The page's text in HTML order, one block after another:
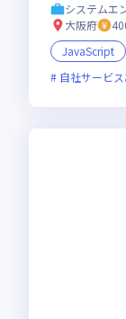
システムエ
大阪府
JavaScript
自社サービス